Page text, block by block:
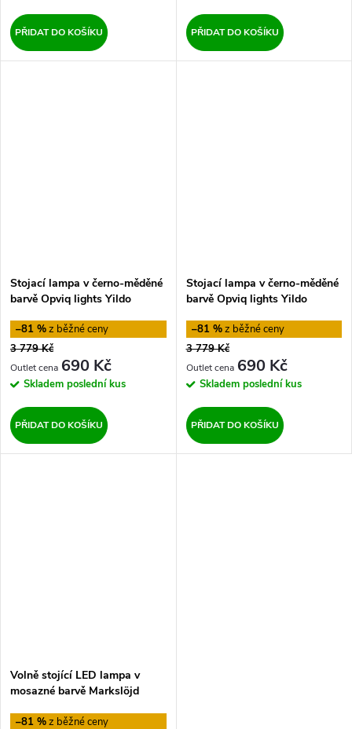
PŘIDAT DO KOŠÍKU PŘIDAT DO KOŠÍKU
Stojací lampa v černo-měděné
barvě Opviq lights Yildo
–81 %
3 779 Kč
690 Kč
Skladem poslední kus
PŘIDAT DO KOŠÍKU
Stojací lampa v černo-měděné
barvě Opviq lights Yildo
–81 %
3 779 Kč
690 Kč
Skladem poslední kus
PŘIDAT DO KOŠÍKU
Volně stojící LED lampa v
mosazné barvě Markslöjd
–81 %